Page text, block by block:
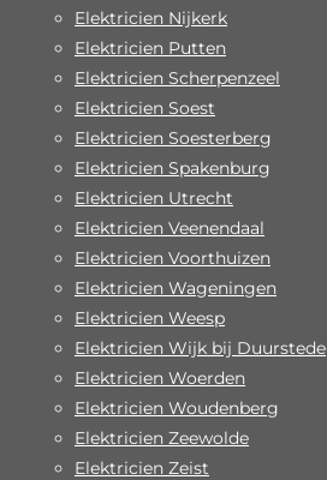
Elektricien Nijkerk
Elektricien Putten
Elektricien Scherpenzeel
Elektricien Soest
Elektricien Soesterberg
Elektricien Spakenburg
Elektricien Utrecht
Elektricien Veenendaal
Elektricien Voorthuizen
Elektricien Wageningen
Elektricien Weesp
Elektricien Wijk bij Duurstede
Elektricien Woerden
Elektricien Woudenberg
Elektricien Zeewolde
Elektricien Zeist